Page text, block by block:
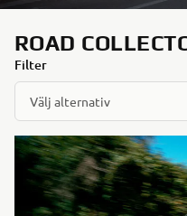
ROAD
Filter
Välj alternativ